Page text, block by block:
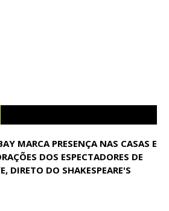
MARCA PRESENÇA NAS CASAS E
DOS ESPECTADORES DE
DIRETO DO SHAKESPEARE'S